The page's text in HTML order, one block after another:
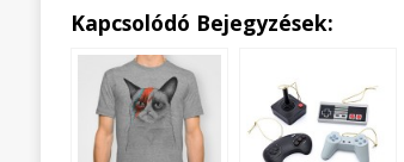
Kapcsolódó Bejegyzések: